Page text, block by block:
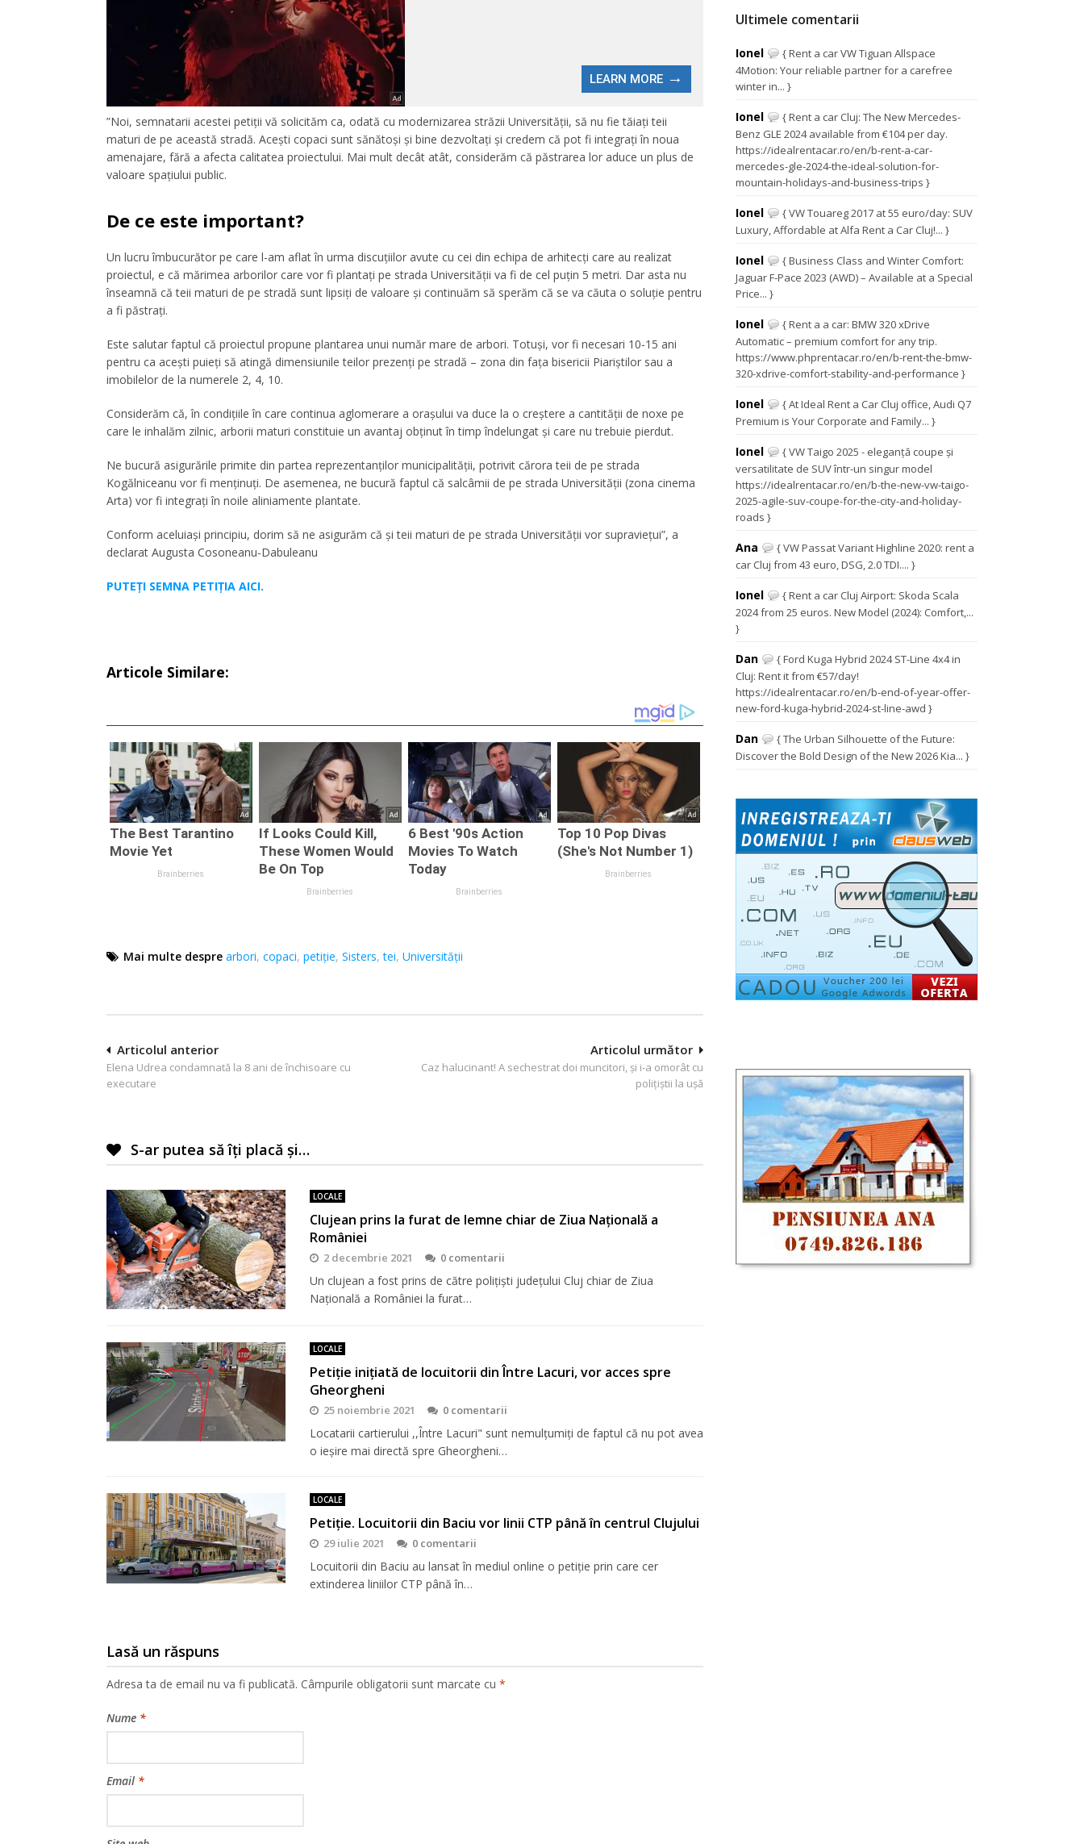
”Noi, semnatarii acestei petiții vă solicităm ca, odată cu modernizarea străzii Universității, să nu fie tăiați teii
maturi de pe această stradă. Acești copaci sunt sănătoși și bine dezvoltați și credem că pot fi integrați în noua
amenajare, fără a afecta calitatea proiectului. Mai mult decât atât, considerăm că păstrarea lor aduce un plus de
valoare spațiului public.
De ce este important?
Un lucru îmbucurător pe care l-am aflat în urma discuțiilor avute cu cei din echipa de arhitecți care au realizat
proiectul, e că mărimea arborilor care vor fi plantați pe strada Universității va fi de cel puțin 5 metri. Dar asta nu
înseamnă că teii maturi de pe stradă sunt lipsiți de valoare și continuăm să sperăm că se va căuta o soluție pentru
a fi păstrați.
Este salutar faptul că proiectul propune plantarea unui număr mare de arbori. Totuși, vor fi necesari 10-15 ani
pentru ca acești puieți să atingă dimensiunile teilor prezenți pe stradă – zona din fața bisericii Piariștilor sau a
imobilelor de la numerele 2, 4, 10.
Considerăm că, în condițiile în care continua aglomerare a orașului va duce la o creștere a cantității de noxe pe
care le inhalăm zilnic, arborii maturi constituie un avantaj obținut în timp îndelungat și care nu trebuie pierdut.
Ne bucură asigurările primite din partea reprezentanților municipalității, potrivit cărora teii de pe strada
Kogălniceanu vor fi menținuți. De asemenea, ne bucură faptul că salcâmii de pe strada Universității (zona cinema
Arta) vor fi integrați în noile aliniamente plantate.
Conform aceluiași principiu, dorim să ne asigurăm că și teii maturi de pe strada Universității vor supraviețui”, a
declarat Augusta Cosoneanu-Dabuleanu
PUTEȚI SEMNA PETIȚIA AICI.
Articole Similare:
Mai multe despre arbori, copaci, petiţie, Sisters,tei, Universității
Navigare
în
Articolul următor
Caz halucinant! A sechestrat doi muncitori, și i-a omorât cu
polițiștii la ușă
Articolul anterior
Elena Udrea condamnată la 8 ani de închisoare cu
executare
S-ar putea să îți placă și…
LOCALE
Clujean prins la furat de lemne chiar de Ziua Națională a
României
2 decembrie 2021 0 comentarii
Un clujean a fost prins de către polițiști județului Cluj chiar de Ziua
Națională a României la furat…
LOCALE
Petiție inițiată de locuitorii din Între Lacuri, vor acces spre
Gheorgheni
25 noiembrie 2021 0 comentarii
Locatarii cartierului ,,Între Lacuri" sunt nemulțumiți de faptul că nu pot avea
o ieșire mai directă spre Gheorgheni…
LOCALE
Petiție. Locuitorii din Baciu vor linii CTP până în centrul Clujului
29 iulie 2021 0 comentarii
Locuitorii din Baciu au lansat în mediul online o petiție prin care cer
extinderea liniilor CTP până în…
Lasă un răspuns
Adresa ta de email nu va fi publicată. Câmpurile obligatorii sunt marcate cu *
Nume *
Email *
Ultimele comentarii
Ionel
{ Rent a car VW Tiguan Allspace
4Motion: Your reliable partner for a carefree
winter in... }
Ionel
{ Rent a car Cluj: The New Mercedes-
Benz GLE 2024 available from €104 per day.
https://idealrentacar.ro/en/b-rent-a-car-
mercedes-gle-2024-the-ideal-solution-for-
mountain-holidays-and-business-trips }
Ionel
{ VW Touareg 2017 at 55 euro/day: SUV
Luxury, Affordable at Alfa Rent a Car Cluj!... }
Ionel
{ Business Class and Winter Comfort:
Jaguar F-Pace 2023 (AWD) – Available at a Special
Price... }
Ionel
{ Rent a a car: BMW 320 xDrive
Automatic – premium comfort for any trip.
https://www.phprentacar.ro/en/b-rent-the-bmw-
320-xdrive-comfort-stability-and-performance }
Ionel
{ At Ideal Rent a Car Cluj office, Audi Q7
Premium is Your Corporate and Family... }
Ionel
{ VW Taigo 2025 - eleganță coupe și
versatilitate de SUV într-un singur model
https://idealrentacar.ro/en/b-the-new-vw-taigo-
2025-agile-suv-coupe-for-the-city-and-holiday-
roads }
Ana
{ VW Passat Variant Highline 2020: rent a
car Cluj from 43 euro, DSG, 2.0 TDI.... }
Ionel
{ Rent a car Cluj Airport: Skoda Scala
2024 from 25 euros. New Model (2024): Comfort,...
}
Dan
{ Ford Kuga Hybrid 2024 ST-Line 4x4 in
Cluj: Rent it from €57/day!
https://idealrentacar.ro/en/b-end-of-year-offer-
new-ford-kuga-hybrid-2024-st-line-awd }
Dan
{ The Urban Silhouette of the Future:
Discover the Bold Design of the New 2026 Kia... }